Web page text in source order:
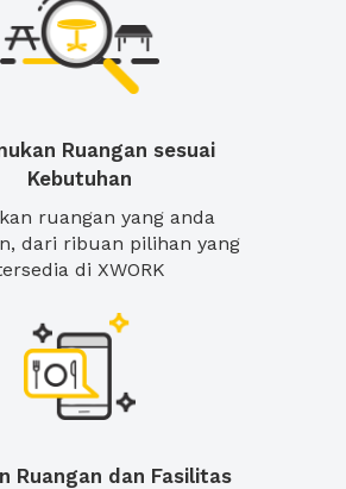
Ruangan sesuai
Kebutuhan
ruangan yang anda
dari ribuan pilihan yang
di XWORK
Ruangan dan Fasilitas